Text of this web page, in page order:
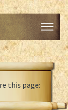
this page: